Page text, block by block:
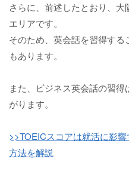
さらに、前述したとおり、
エリアです。
そのため、英会話を習得す
もあります。
また、ビジネス英会話の習
がります。
>>TOEICスコアは就活に影
方法を解説